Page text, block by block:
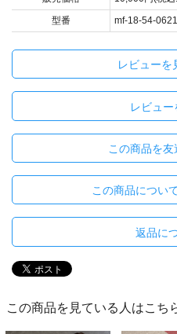
型番
mf-18-54-
レビューを
レビュー
この商品を友
この商品につい
返品に
この商品を見ている人はこち